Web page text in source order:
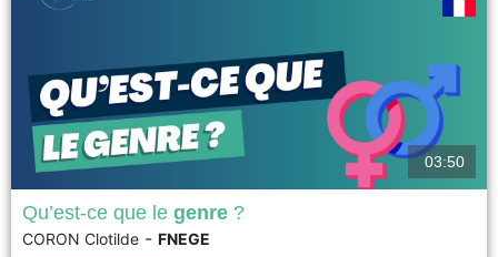
Le concept de genre est de plus en plus utilisé en gestion aujourd’hui. Il a
03:50
Qu’est-ce que le genre ?
CORON Clotilde - FNEGE